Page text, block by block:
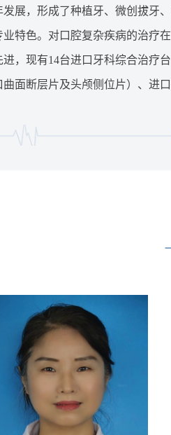
展，形成了种植牙、微创拔牙
业特色。对口腔复杂疾病的治疗
，现有14台进口牙科综合治疗
面断层片及头颅侧位片）、进